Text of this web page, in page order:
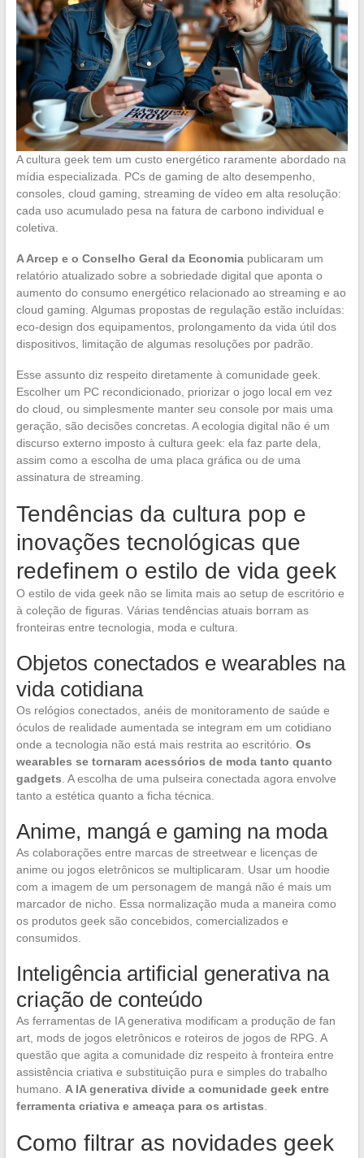
A cultura geek tem um custo energético raramente abordado na
mídia especializada. PCs de gaming de alto desempenho,
consoles, cloud gaming, streaming de vídeo em alta resolução:
cada uso acumulado pesa na fatura de carbono individual e
coletiva.
A Arcep e o Conselho Geral da Economiapublicaram um
relatório atualizado sobre a sobriedade digital que aponta o
aumento do consumo energético relacionado ao streaming e ao
cloud gaming. Algumas propostas de regulação estão incluídas:
eco-design dos equipamentos, prolongamento da vida útil dos
dispositivos, limitação de algumas resoluções por padrão.
Esse assunto diz respeito diretamente à comunidade geek.
Escolher um PC recondicionado, priorizar o jogo local em vez
do cloud, ou simplesmente manter seu console por mais uma
geração, são decisões concretas. A ecologia digital não é um
discurso externo imposto à cultura geek: ela faz parte dela,
assim como a escolha de uma placa gráfica ou de uma
assinatura de streaming.
Tendências da cultura pop e
inovações tecnológicas que
redefinem o estilo de vida geek
O estilo de vida geek não se limita mais ao setup de escritório e
à coleção de figuras. Várias tendências atuais borram as
fronteiras entre tecnologia, moda e cultura.
Objetos conectados e wearables na
vida cotidiana
Os relógios conectados, anéis de monitoramento de saúde e
óculos de realidade aumentada se integram em um cotidiano
onde a tecnologia não está mais restrita ao escritório. Os
wearables se tornaram acessórios de moda tanto quanto
gadgets. A escolha de uma pulseira conectada agora envolve
tanto a estética quanto a ficha técnica.
Anime, mangá e gaming na moda
As colaborações entre marcas de streetwear e licenças de
anime ou jogos eletrônicos se multiplicaram. Usar um hoodie
com a imagem de um personagem de mangá não é mais um
marcador de nicho. Essa normalização muda a maneira como
os produtos geek são concebidos, comercializados e
consumidos.
Inteligência artificial generativa na
criação de conteúdo
As ferramentas de IA generativa modificam a produção de fan
art, mods de jogos eletrônicos e roteiros de jogos de RPG. A
questão que agita a comunidade diz respeito à fronteira entre
assistência criativa e substituição pura e simples do trabalho
humano. A IA generativa divide a comunidade geek entre
ferramenta criativa e ameaça para os artistas.
Como filtrar as novidades geek